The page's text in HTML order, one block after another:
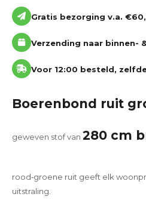
Gratis bezorging v.a.
Verzending naar binnen-
Voor 12:00 besteld,
Boerenbond ruit
geweven stof van 280 cm
De
rood‑groene ruit geeft elk
uitstraling.